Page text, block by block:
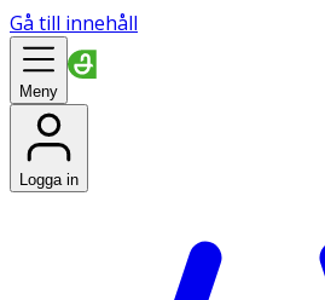
Gå till innehåll
Meny
Logga in